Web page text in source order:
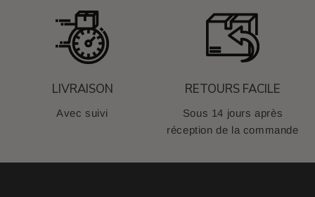
LIVRAISON
Avec suivi
RETOURS FACILE
Sous 14 jours après
réception de la commande